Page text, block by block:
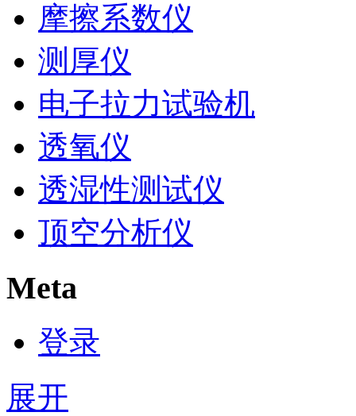
摩擦系数仪
测厚仪
电子拉力试验机
透氧仪
透湿性测试仪
顶空分析仪
Meta
登录
展开